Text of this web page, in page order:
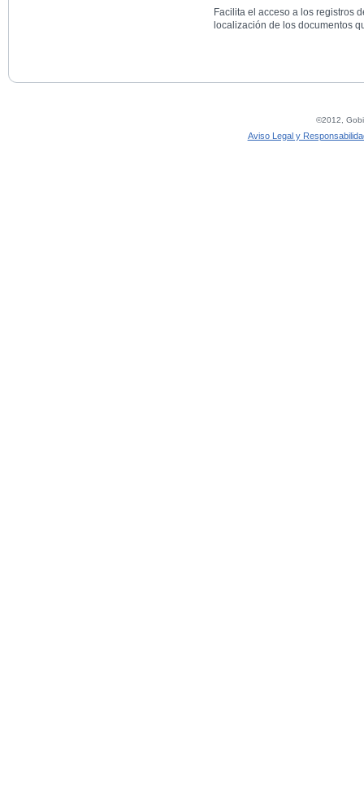
Facilita el acceso a los registros
localización de los documentos
©2012,
Aviso Legal y